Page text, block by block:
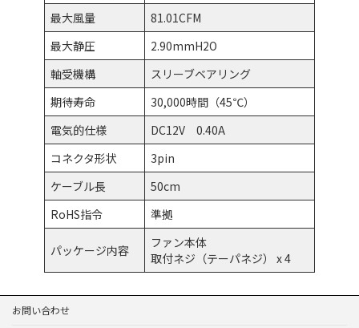
最大風量
81.01CFM
最大静圧
2.90mmH2O
軸受機構
スリーブベアリング
期待寿命
30,000時間（45℃）
電気的仕様
DC12V 0.40A
コネクタ形状
3pin
ケーブル長
50cm
RoHS指令
準拠
パッケージ内容
ファン本体
取付ネジ（テーパネジ） x 4
お問い合わせ